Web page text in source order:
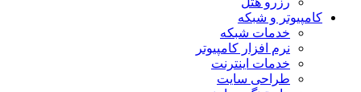
کامپیوتر و شبکه
خدمات شبکه
نرم افزار کامپیوتر
خدمات اینترنت
طراحی سایت